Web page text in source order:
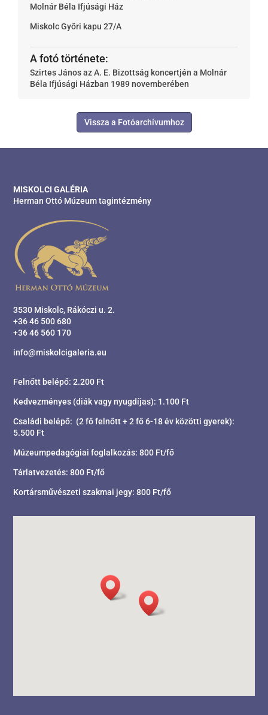
Molnár Béla Ifjúsági Ház
Miskolc Győri kapu 27/A
A fotó története:
Szirtes János az A. E. Bizottság koncertjén a Molnár
Béla Ifjúsági Házban 1989 novemberében
Vissza a Fotóarchívumhoz
MISKOLCI GALÉRIA
Herman Ottó Múzeum tagintézmény
3530 Miskolc, Rákóczi u. 2.
+36 46 500 680
+36 46 560 170
info@miskolcigaleria.eu
Felnőtt belépő: 2.200 Ft
Kedvezményes (diák vagy nyugdíjas): 1.100 Ft
Családi belépő: (2 fő felnőtt + 2 fő 6-18 év közötti gyerek):
5.500 Ft
Múzeumpedagógiai foglalkozás: 800 Ft/fő
Tárlatvezetés: 800 Ft/fő
Kortársművészeti szakmai jegy: 800 Ft/fő